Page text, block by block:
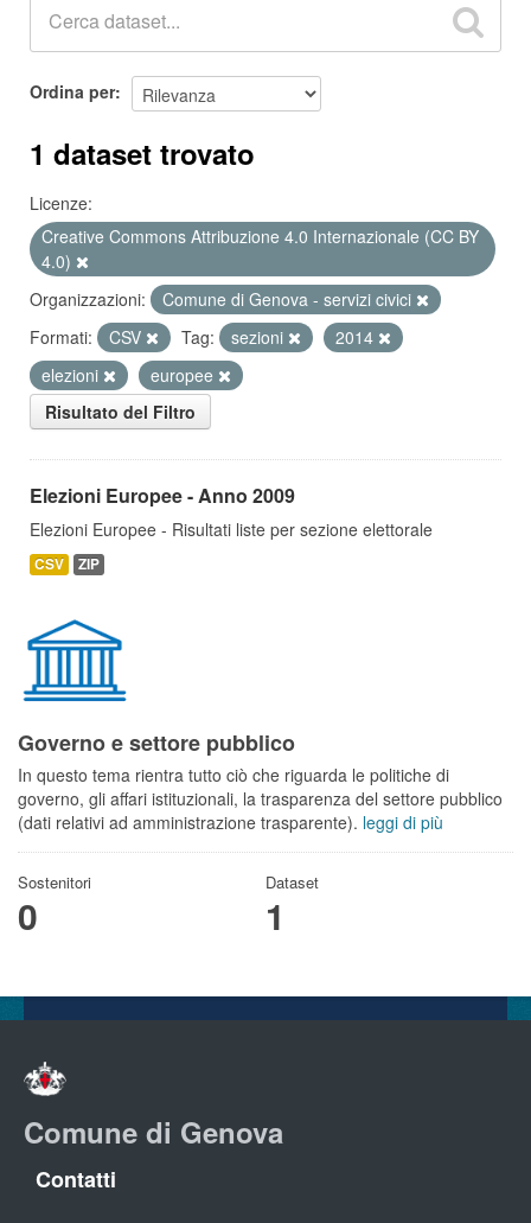
Ordina per
1 dataset trovato
Licenze:
Creative Commons Attribuzione 4.0 Internazionale (CC BY
4.0)
Organizzazioni:
Comune di Genova - servizi civici
Formati:
CSV Tag: sezioni
2014
elezioni
europee
Risultato del Filtro
Elezioni Europee - Anno 2009
Elezioni Europee - Risultati liste per sezione elettorale
CSV ZIP
Governo e settore pubblico
In questo tema rientra tutto ciò che riguarda le politiche di
governo, gli affari istituzionali, la trasparenza del settore pubblico
(dati relativi ad amministrazione trasparente). leggi di più
Sostenitori
0
Dataset
1
Comune di Genova
Contatti